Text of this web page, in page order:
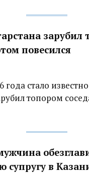
зарубил
повесился
года стало
топором
супругу в